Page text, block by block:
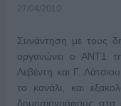
27/04/2010
Συνάντηση με τους
οργανώνει ο ΑΝΤ1
Λεβέντη και Γ.
το κανάλι, και
δημοσιογράφους στα